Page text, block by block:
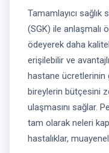
Tamamlayıcı
(SGK) ile anlaşmalı
ödeyerek daha
erişilebilir ve
hastane ücretlerinin
bireylerin bütçesini
ulaşmasını sağlar.
tam olarak neleri
hastalıklar,